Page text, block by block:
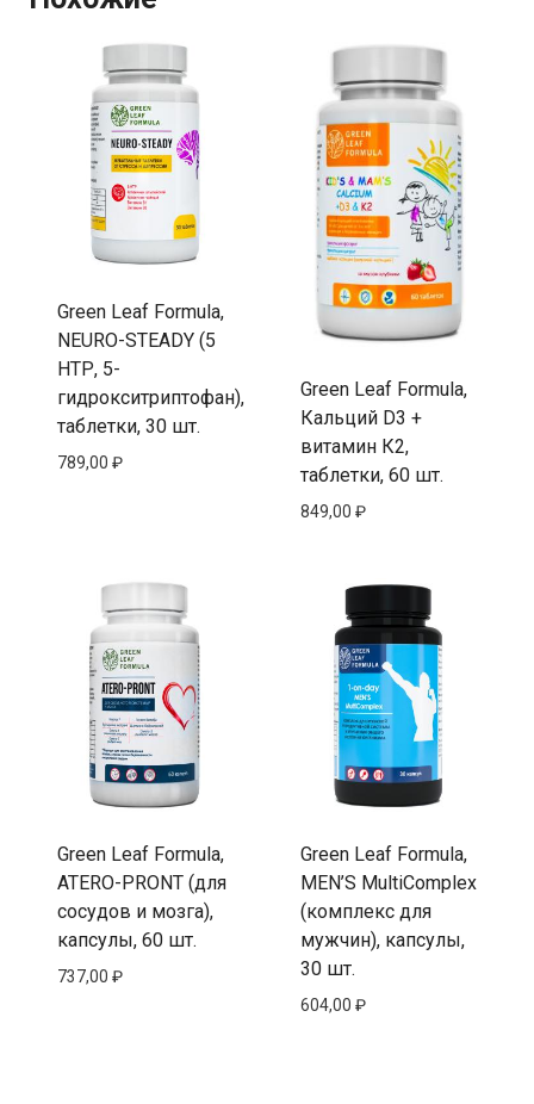
Green Leaf Formula,
NEURO-STEADY (5
НТР, 5-
гидрокситриптофан),
таблетки, 30 шт.
789,00 ₽
Green Leaf Formula,
Кальций D3 +
витамин К2,
таблетки, 60 шт.
849,00 ₽
Green Leaf Formula,
ATERO-PRONT (для
сосудов и мозга),
капсулы, 60 шт.
737,00 ₽
Green Leaf Formula,
MEN’S MultiComplex
(комплекс для
мужчин), капсулы,
30 шт.
604,00 ₽